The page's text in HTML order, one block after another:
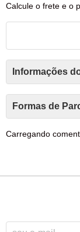
Calcule o frete e o
Informações
Formas de
Carregando